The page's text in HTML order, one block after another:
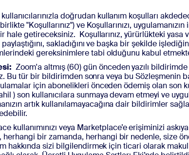
doğrudan kullanım koşulları
"Koşullarınız") ve Koşullarınızı,
getireceksiniz. Koşullarınız, yürürlükteki yasa
paylaştığını, sakladığını ve başka bir şekilde
gereksinimlere tabi olduğunu kabul
Zoom'a altmış (60) gün önceden yazılı
Bu tür bir bildirimden sonra veya bu Sözleşmenin
için abonelikleri önceden ödemiş olan son
) son kullanıcılara sunmaya devam etmeyi ve
artık kullanılamayacağına dair bildirimler
kullanımınızı veya Marketplace’e erişiminizi
bir zamanda, herhangi bir nedenle, size
sizi bilgilendirmek için ticari olarak makul